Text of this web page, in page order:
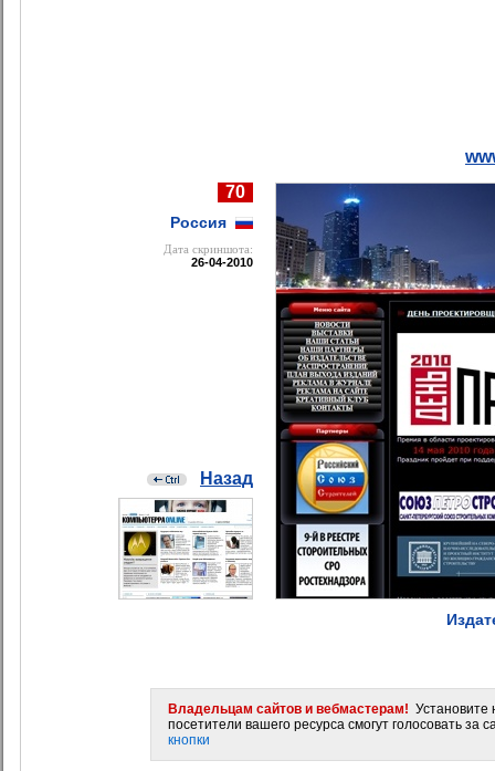
70
Россия
Дата cкриншота:
26-04-2010
Назад
Владельцам сайтов и вебмастерам! Установите
посетители вашего ресурса смогут голосовать за
кнопки